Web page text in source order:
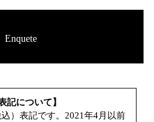
Enquete
記について】
）表記です。2021年4月以前